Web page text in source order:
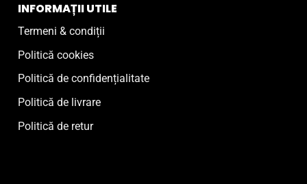
INFORMAȚII UTILE
Termeni & condiții
Politică cookies
Politică de confidențialitate
Politică de livrare
Politică de retur